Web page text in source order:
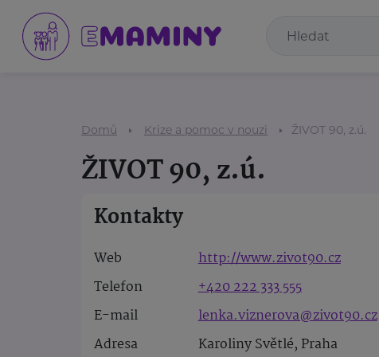
Domů Krize a pomoc v nouzi ŽIVOT 90, z.ú.
ŽIVOT 90, z.ú.
Kontakty
Web
http://www.zivot90.cz
Telefon
+420 222 333 555
E-mail
lenka.viznerova@zivot90.cz
Adresa
Karoliny Světlé, Praha